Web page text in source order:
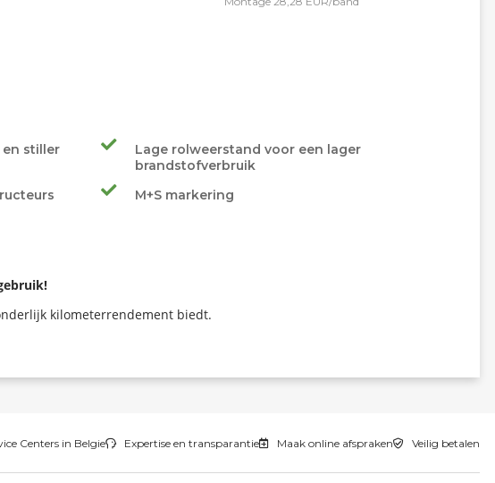
stiller
Lage rolweerstand voor een lager
brandstofverbruik
M+S markering
kilometerrendement biedt.
Centers in Belgie Expertise en transparantie Maak online afspraken Veilig betalen